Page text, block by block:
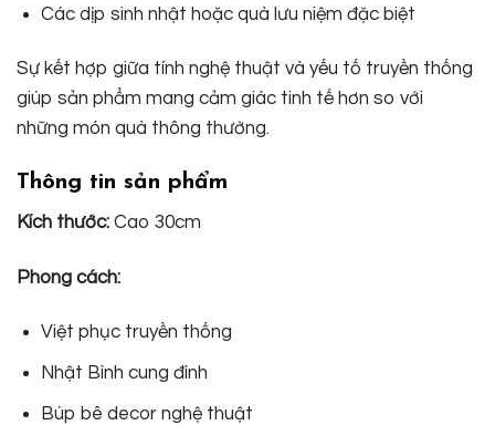
Các dịp sinh nhật hoặc quà lưu niệm đặc biệt
Sự kết hợp giữa tính nghệ thuật và yếu tố truyền thống
giúp sản phẩm mang cảm giác tinh tế hơn so với
những món quà thông thường.
Thông tin sản phẩm
Kích thước: Cao 30cm
Phong cách:
Việt phục truyền thống
Nhật Bình cung đình
Búp bê decor nghệ thuật